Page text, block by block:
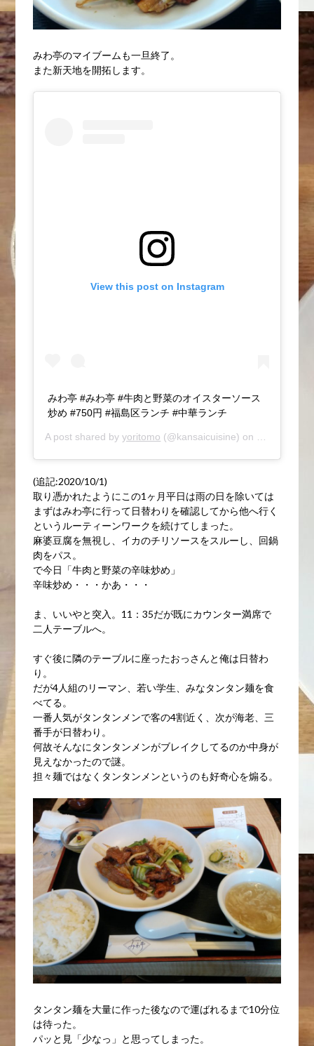
みわ亭のマイブームも一旦終了。
また新天地を開拓します。
View this post on Instagram
みわ亭 #みわ亭 #牛肉と野菜のオイスターソース
炒め #750円 #福島区ランチ #中華ランチ
A post shared byyoritomo (@kansaicuisine) on
(追記:2020/10/1)
取り憑かれたようにこの1ヶ月平日は雨の日を除いては
まずはみわ亭に行って日替わりを確認してから他へ行く
というルーティーンワークを続けてしまった。
麻婆豆腐を無視し、イカのチリソースをスルーし、回鍋
肉をパス。
で今日「牛肉と野菜の辛味炒め」
辛味炒め・・・かあ・・・
ま、いいやと突入。11：35だが既にカウンター満席で
二人テーブルへ。
すぐ後に隣のテーブルに座ったおっさんと俺は日替わ
り。
だが4人組のリーマン、若い学生、みなタンタン麺を食
べてる。
一番人気がタンタンメンで客の4割近く、次が海老、三
番手が日替わり。
何故そんなにタンタンメンがブレイクしてるのか中身が
見えなかったので謎。
担々麺ではなくタンタンメンというのも好奇心を煽る。
タンタン麺を大量に作った後なので運ばれるまで10分位
は待った。
パッと見「少なっ」と思ってしまった。